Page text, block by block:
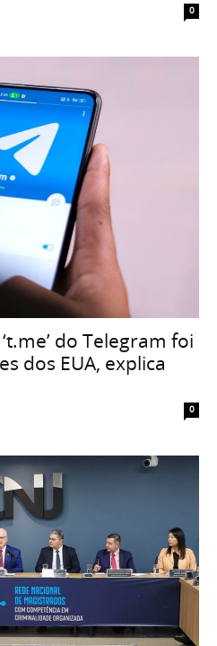
0
do Telegram foi
dos EUA, explica
0